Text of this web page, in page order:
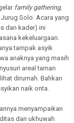
family gathering,
Solo. Acara yang
dan kader) ini
kekeluargaan.
tampak asyik
anaknya yang masih
areal taman
dirumah. Bahkan
naik onta.
menyampaikan
dan ukhuwah